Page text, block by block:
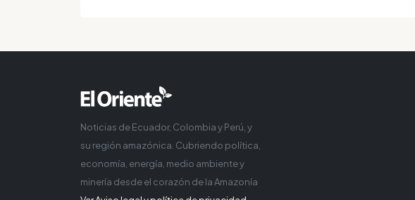
Noticias de Ecuador, Colombia y Perú, y
su región amazónica. Cubriendo política,
economía, energía, medio ambiente y
minería desde el corazón de la Amazonía